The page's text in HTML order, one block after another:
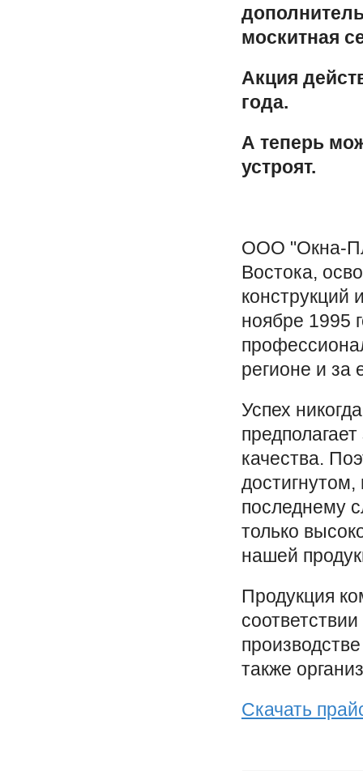
москитная
Акция
года.
А теперь
устроят.
ООО "Окна-
Востока,
ноябре 1995
регионе и за
Успех
качества.
последнему
только
нашей
Продукция
также
Скачать